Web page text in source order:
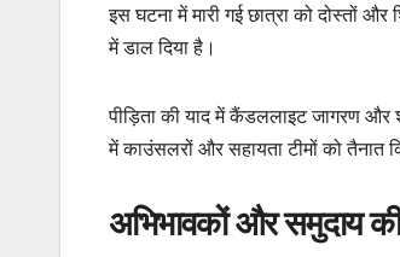
इस घटना में मारी गई छात्रा को दोस्तों
में डाल दिया है।
पीड़िता की याद में कैंडललाइट जागरण और
में काउंसलरों और सहायता टीमों को तैनात
अभिभावकों और समुदाय की